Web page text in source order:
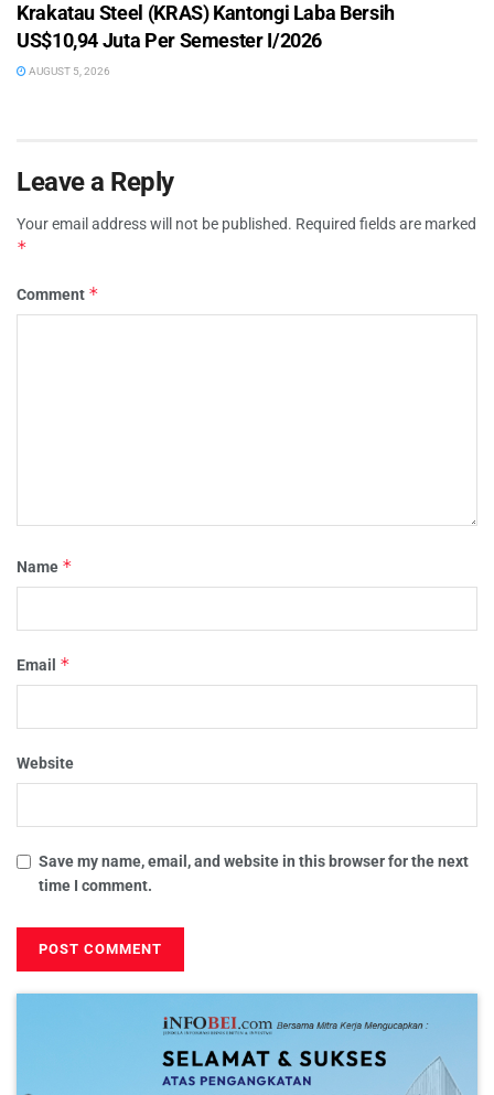
Krakatau Steel (KRAS) Kantongi Laba Bersih
US$10,94 Juta Per Semester I/2026
AUGUST 5, 2026
Leave a Reply
Your email address will not be published. Required fields are marked
*
Comment *
Name *
Email *
Website
Save my name, email, and website in this browser for the next
time I comment.